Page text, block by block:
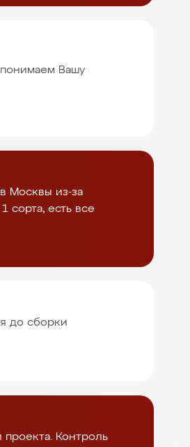
Вашу
Москвы из-за
сорта, есть все
до сборки
Контроль